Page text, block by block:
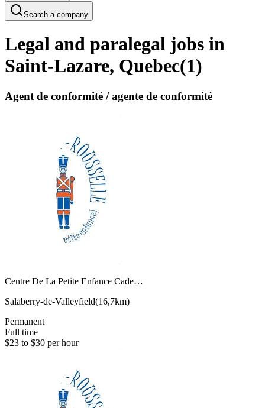
Search a company
Legal and paralegal jobs in
Saint-Lazare, Quebec(1)
Agent de conformité / agente de conformité
Centre De La Petite Enfance Cade…
Salaberry-de-Valleyfield(16,7km)
Permanent
Full time
$23 to $30 per hour